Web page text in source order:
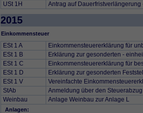
USt 1H
Antrag auf
2015
Einkommensteuer
ESt 1 A
Einkommensteuererklärung für
ESt 1 B
Erklärung zur gesonderten -
ESt 1 C
Einkommensteuererklärung für
ESt 1 D
Erklärung zur gesonderten
ESt 1 V
Vereinfachte
StAb
Anmeldung über den
Weinbau
Anlage Weinbau zur Anlage L
Anlagen: